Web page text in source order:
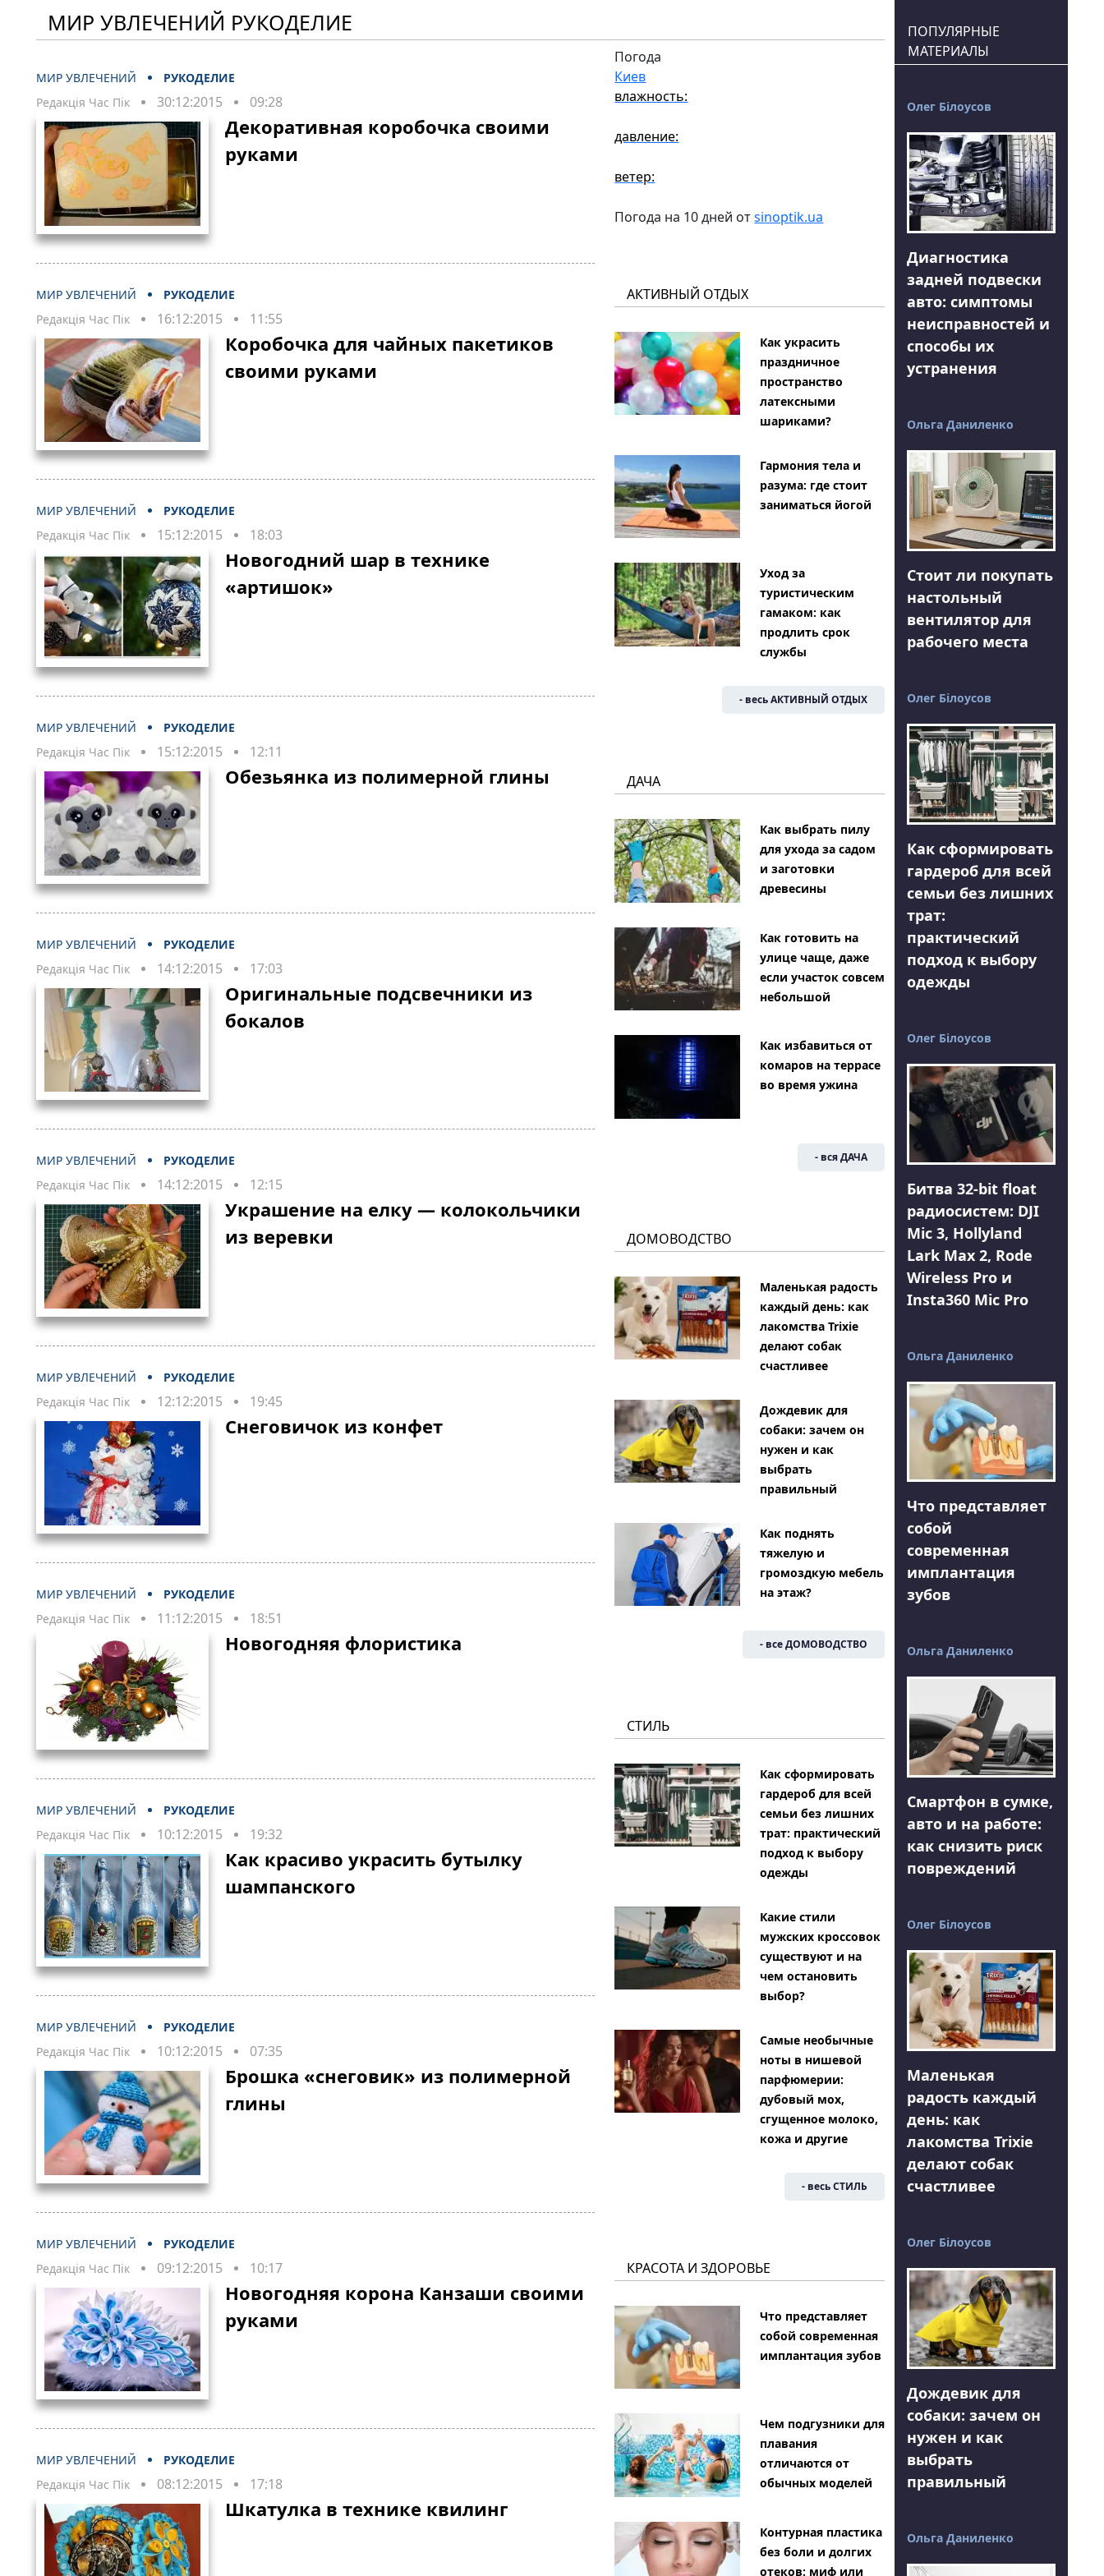
МИР УВЛЕЧЕНИЙ РУКОДЕЛИЕ
МИР УВЛЕЧЕНИЙ
РУКОДЕЛИЕ
Редакція Час Пік
30:12:2015 09:28
Декоративная коробочка своими
руками
МИР УВЛЕЧЕНИЙ
РУКОДЕЛИЕ
Редакція Час Пік
16:12:2015 11:55
Коробочка для чайных пакетиков
своими руками
МИР УВЛЕЧЕНИЙ
РУКОДЕЛИЕ
Редакція Час Пік
15:12:2015 18:03
Новогодний шар в технике
«артишок»
МИР УВЛЕЧЕНИЙ
РУКОДЕЛИЕ
Редакція Час Пік
15:12:2015 12:11
Обезьянка из полимерной глины
МИР УВЛЕЧЕНИЙ
РУКОДЕЛИЕ
Редакція Час Пік
14:12:2015 17:03
Оригинальные подсвечники из
бокалов
МИР УВЛЕЧЕНИЙ
РУКОДЕЛИЕ
Редакція Час Пік
14:12:2015 12:15
Украшение на елку — колокольчики
из веревки
МИР УВЛЕЧЕНИЙ
РУКОДЕЛИЕ
Редакція Час Пік
12:12:2015 19:45
Снеговичок из конфет
МИР УВЛЕЧЕНИЙ
РУКОДЕЛИЕ
Редакція Час Пік
11:12:2015 18:51
Новогодняя флористика
МИР УВЛЕЧЕНИЙ
РУКОДЕЛИЕ
Редакція Час Пік
10:12:2015 19:32
Как красиво украсить бутылку
шампанского
МИР УВЛЕЧЕНИЙ
РУКОДЕЛИЕ
Редакція Час Пік
10:12:2015 07:35
Брошка «снеговик» из полимерной
глины
МИР УВЛЕЧЕНИЙ
РУКОДЕЛИЕ
Редакція Час Пік
09:12:2015 10:17
Новогодняя корона Канзаши своими
руками
МИР УВЛЕЧЕНИЙ
РУКОДЕЛИЕ
Редакція Час Пік
08:12:2015 17:18
Шкатулка в технике квилинг
Погода
Киев
влажность:
давление:
ветер:
Погода на 10 дней отsinoptik.ua
АКТИВНЫЙ ОТДЫХ
Как украсить
праздничное
пространство
латексными
шариками?
Гармония тела и
разума: где стоит
заниматься йогой
Уход за
туристическим
гамаком: как
продлить срок
службы
- весь АКТИВНЫЙ ОТДЫХ
ДАЧА
Как выбрать пилу
для ухода за садом
и заготовки
древесины
Как готовить на
улице чаще, даже
если участок совсем
небольшой
Как избавиться от
комаров на террасе
во время ужина
- вся ДАЧА
ДОМОВОДСТВО
Маленькая радость
каждый день: как
лакомства Trixie
делают собак
счастливее
Дождевик для
собаки: зачем он
нужен и как
выбрать
правильный
Как поднять
тяжелую и
громоздкую мебель
на этаж?
- все ДОМОВОДСТВО
СТИЛЬ
Как сформировать
гардероб для всей
семьи без лишних
трат: практический
подход к выбору
одежды
Какие стили
мужских кроссовок
существуют и на
чем остановить
выбор?
Самые необычные
ноты в нишевой
парфюмерии:
дубовый мох,
сгущенное молоко,
кожа и другие
- весь СТИЛЬ
КРАСОТА И ЗДОРОВЬЕ
Что представляет
собой современная
имплантация зубов
Чем подгузники для
плавания
отличаются от
обычных моделей
Контурная пластика
без боли и долгих
отеков: миф или
ПОПУЛЯРНЫЕ
МАТЕРИАЛЫ
Олег Білоусов
Диагностика
задней подвески
авто: симптомы
неисправностей и
способы их
устранения
Ольга Даниленко
Стоит ли покупать
настольный
вентилятор для
рабочего места
Олег Білоусов
Как сформировать
гардероб для всей
семьи без лишних
трат:
практический
подход к выбору
одежды
Олег Білоусов
Битва 32-bit float
радиосистем: DJI
Mic 3, Hollyland
Lark Max 2, Rode
Wireless Pro и
Insta360 Mic Pro
Ольга Даниленко
Что представляет
собой
современная
имплантация
зубов
Ольга Даниленко
Смартфон в сумке,
авто и на работе:
как снизить риск
повреждений
Олег Білоусов
Маленькая
радость каждый
день: как
лакомства Trixie
делают собак
счастливее
Олег Білоусов
Дождевик для
собаки: зачем он
нужен и как
выбрать
правильный
Ольга Даниленко